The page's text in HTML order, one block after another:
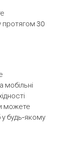
протягом 30
мобільні
можете
у будь-якому